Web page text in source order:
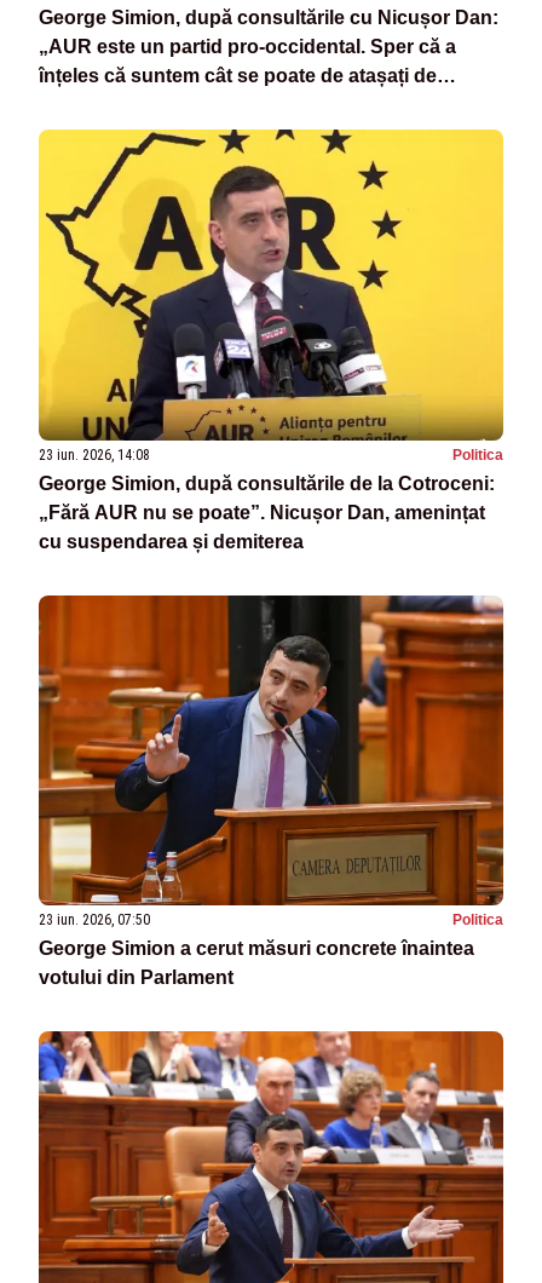
George Simion, după consultările cu Nicușor Dan:
„AUR este un partid pro-occidental. Sper că a
înțeles că suntem cât se poate de atașați de
23 iun. 2026, 14:08 Politica
George Simion, după consultările de la Cotroceni:
„Fără AUR nu se poate”. Nicușor Dan, amenințat
cu suspendarea și demiterea
23 iun. 2026, 07:50 Politica
George Simion a cerut măsuri concrete înaintea
votului din Parlament